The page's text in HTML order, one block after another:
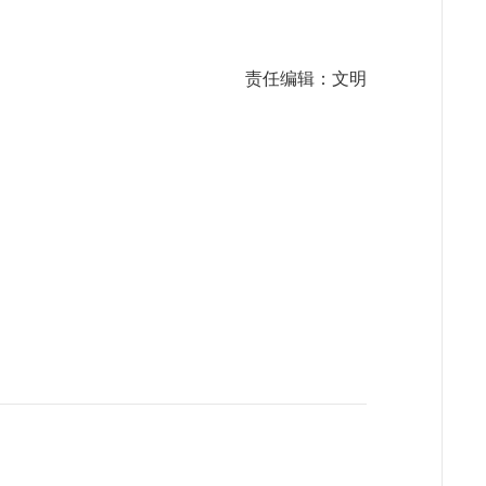
责任编辑：文明